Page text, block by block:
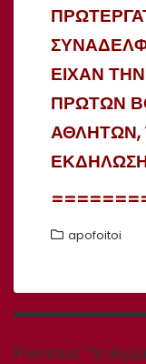
ΕΙΧΑΝ
ΠΡΩΤΩΝ
apofoitoi
Πλοήγηση
Previous: Τα